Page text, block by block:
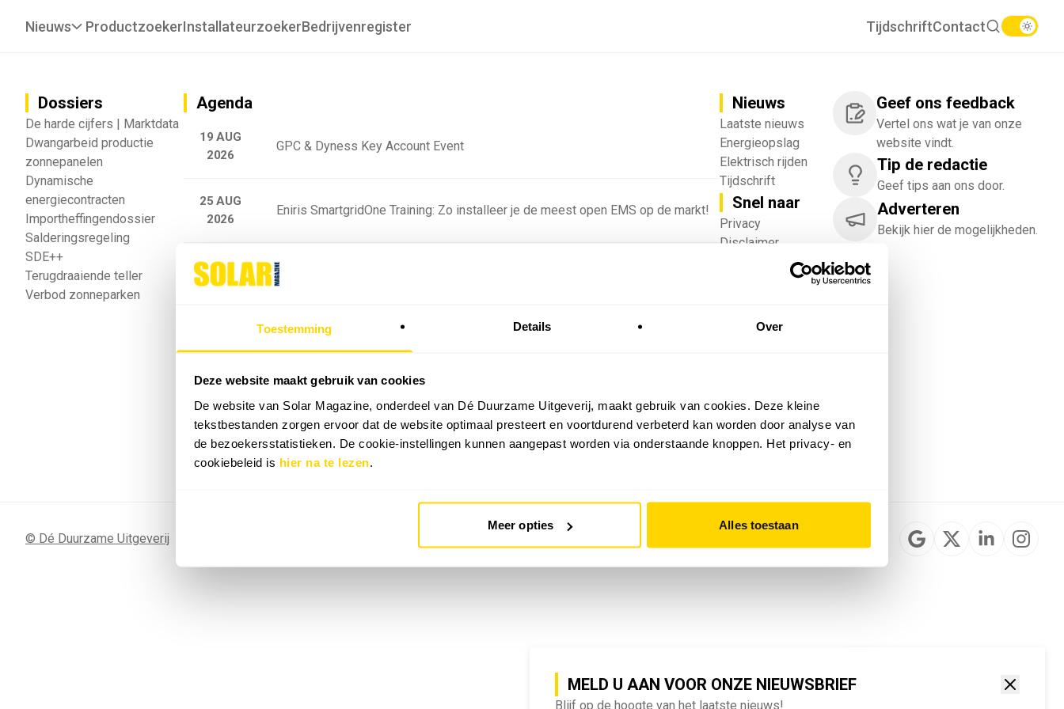
Toestemming Details Over
Deze website maakt gebruik van cookies
De website van Solar Magazine, onderdeel van Dé Duurzame Uitgeverij, maakt gebruik van cookies. Deze kleine
tekstbestanden zorgen ervoor dat de website optimaal presteert en voortdurend verbeterd kan worden door analyse van
de bezoekersstatistieken. De cookie-instellingen kunnen aangepast worden via onderstaande knoppen. Het privacy- en
cookiebeleid is hier na te lezen.
Meer opties Alles toestaan
MELD U AAN VOOR ONZE NIEUWSBRIEF
Blijf op de hoogte van het laatste nieuws!
Nieuws ProductzoekerInstallateurzoekerBedrijvenregister TijdschriftContact
Dossiers
De harde cijfers | Marktdata
Dwangarbeid productie
zonnepanelen
Dynamische
energiecontracten
Importheffingendossier
Salderingsregeling
SDE++
Terugdraaiende teller
Verbod zonneparken
Agenda
19 AUG
2026
GPC & Dyness Key Account Event
25 AUG
2026
Eniris SmartgridOne Training: Zo installeer je de meest open EMS op de markt!
25 AUG
2026
Sigenergy Training - Residentieel
2026
Webinar: Toekomstige batterijprofielen: hoe netbeheerders proberen
batterijgedrag in 2035 te voorspellen
2026
Sunergy Academy | SlimmeRik on Tour
Nieuws
Laatste nieuws
Energieopslag
Elektrisch rijden
Tijdschrift
Snel naar
Privacy
Disclaimer
Vacatures
English
Geef ons feedback
Vertel ons wat je van onze
website vindt.
Tip de redactie
Geef tips aan ons door.
Adverteren
Bekijk hier de mogelijkheden.
© Dé Duurzame Uitgeverij